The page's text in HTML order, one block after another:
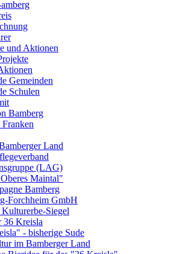
und Aktionen
Gemeinden
Schulen
Bamberg
Franken
Land
(LAG)
Maintal"
Bamberg
Forchheim GmbH
Kulturerbe-Siegel
36 Kreisla
- bisherige Sude
im Bamberger Land